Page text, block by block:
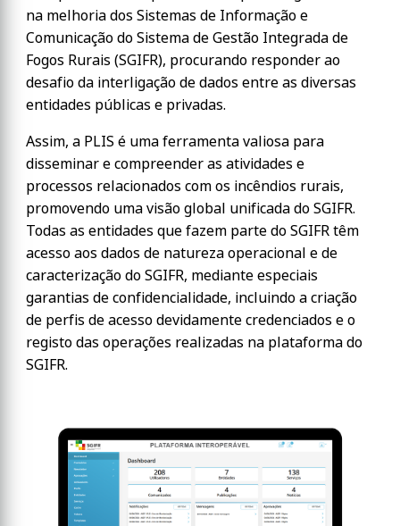
na melhoria dos Sistemas de Informação e
Comunicação do Sistema de Gestão Integrada de
Fogos Rurais (SGIFR), procurando responder ao
desafio da interligação de dados entre as diversas
entidades públicas e privadas.
Assim, a PLIS é uma ferramenta valiosa para
disseminar e compreender as atividades e
processos relacionados com os incêndios rurais,
promovendo uma visão global unificada do SGIFR.
Todas as entidades que fazem parte do SGIFR têm
acesso aos dados de natureza operacional e de
caracterização do SGIFR, mediante especiais
garantias de confidencialidade, incluindo a criação
de perfis de acesso devidamente credenciados e o
registo das operações realizadas na plataforma do
SGIFR.